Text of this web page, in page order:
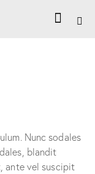
Nunc sodales
blandit
ante vel suscipit